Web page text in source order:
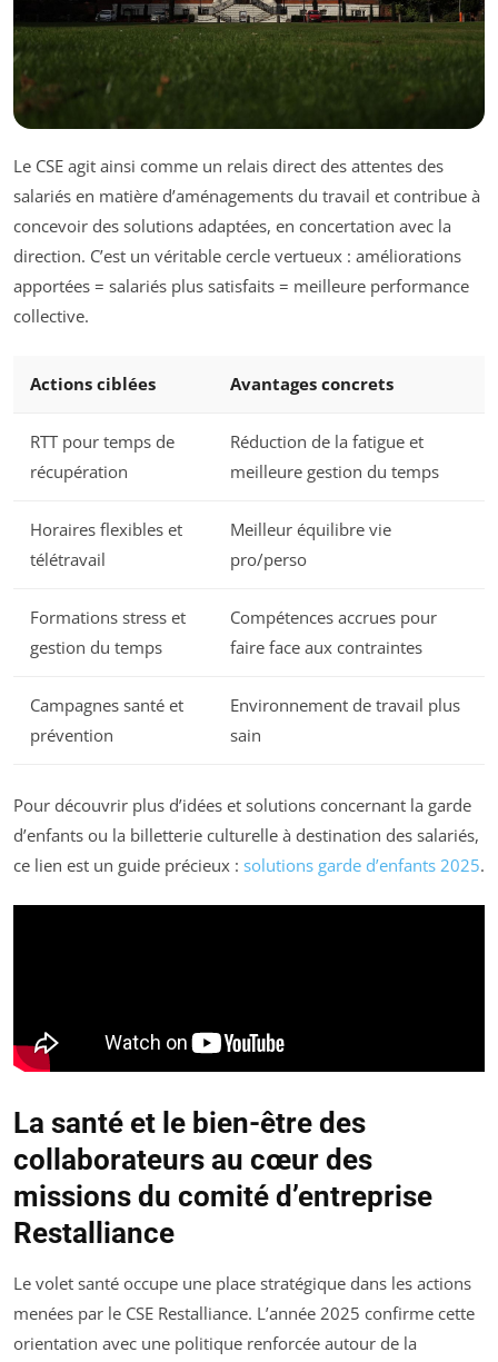
Le CSE agit ainsi comme un relais direct des attentes des
salariés en matière d’aménagements du travail et contribue à
concevoir des solutions adaptées, en concertation avec la
direction. C’est un véritable cercle vertueux : améliorations
apportées = salariés plus satisfaits = meilleure performance
collective.
Actions ciblées Avantages concrets
RTT pour temps de
récupération
Réduction de la fatigue et
meilleure gestion du temps
Horaires flexibles et
télétravail
Meilleur équilibre vie
pro/perso
Formations stress et
gestion du temps
Compétences accrues pour
faire face aux contraintes
Campagnes santé et
prévention
Environnement de travail plus
sain
Pour découvrir plus d’idées et solutions concernant la garde
d’enfants ou la billetterie culturelle à destination des salariés,
ce lien est un guide précieux : solutions garde d’enfants 2025.
La santé et le bien-être des
collaborateurs au cœur des
missions du comité d’entreprise
Restalliance
Le volet santé occupe une place stratégique dans les actions
menées par le CSE Restalliance. L’année 2025 confirme cette
orientation avec une politique renforcée autour de la